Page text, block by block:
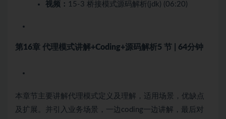
视频： 15-3 桥接模式源码解析(jdk) (06:20)
第16章 代理模式讲解+Coding+源码解析5 节 | 64分钟
本章节主要讲解代理模式定义及理解，适用场景，优缺点
及扩展。并引入业务场景，一边coding一边讲解，最后对